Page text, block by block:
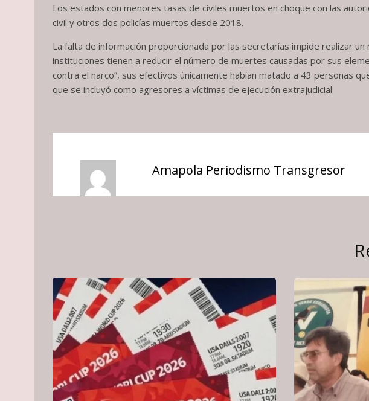
Los estados con menores tasas de civiles muertos en choque con las
civil y otros dos policías muertos desde 2018.
La falta de información proporcionada por las secretarías impide realizar
instituciones tienen a reducir el número de muertes causadas por sus
contra el narco”, sus efectivos únicamente habían matado a 43 personas
que se incluyó como agresores a víctimas de ejecución extrajudicial.
Amapola Periodismo Transgresor